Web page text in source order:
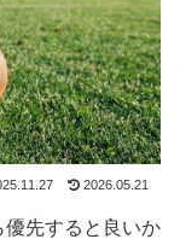
2026.05.21
先すると良いか